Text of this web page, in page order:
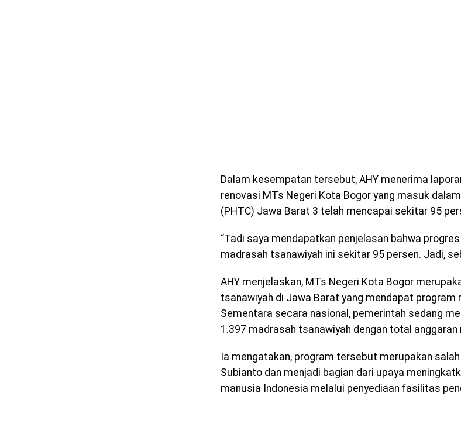
Dalam kesempatan tersebut, AHY menerima
renovasi MTs Negeri Kota Bogor yang masuk
(PHTC) Jawa Barat 3 telah mencapai sekitar 95
“Tadi saya mendapatkan penjelasan bahwa
madrasah tsanawiyah ini sekitar 95 persen. Jadi,
AHY menjelaskan, MTs Negeri Kota Bogor
tsanawiyah di Jawa Barat yang mendapat program
Sementara secara nasional, pemerintah sedang
1.397 madrasah tsanawiyah dengan total
Ia mengatakan, program tersebut merupakan
Subianto dan menjadi bagian dari upaya
manusia Indonesia melalui penyediaan fasilitas